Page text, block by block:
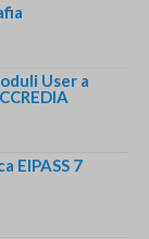
User a
EIPASS 7